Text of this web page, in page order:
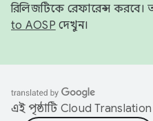
রিলিজটিকে রেফারেন্স
to AOSP দেখুন।
এই পৃষ্ঠাটি Cloud Translation